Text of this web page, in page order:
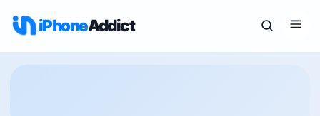
iPhoneAddict